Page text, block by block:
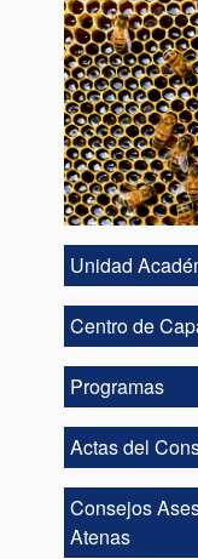
Unidad
Centro de
Programas
Actas del
Consejos
Atenas